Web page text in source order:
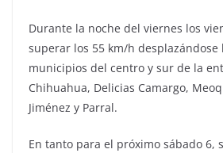
Durante la noche del viernes los
superar los 55 km/h desplazándose
municipios del centro y sur de la
Chihuahua, Delicias Camargo,
Jiménez y Parral.
En tanto para el próximo sábado 6,